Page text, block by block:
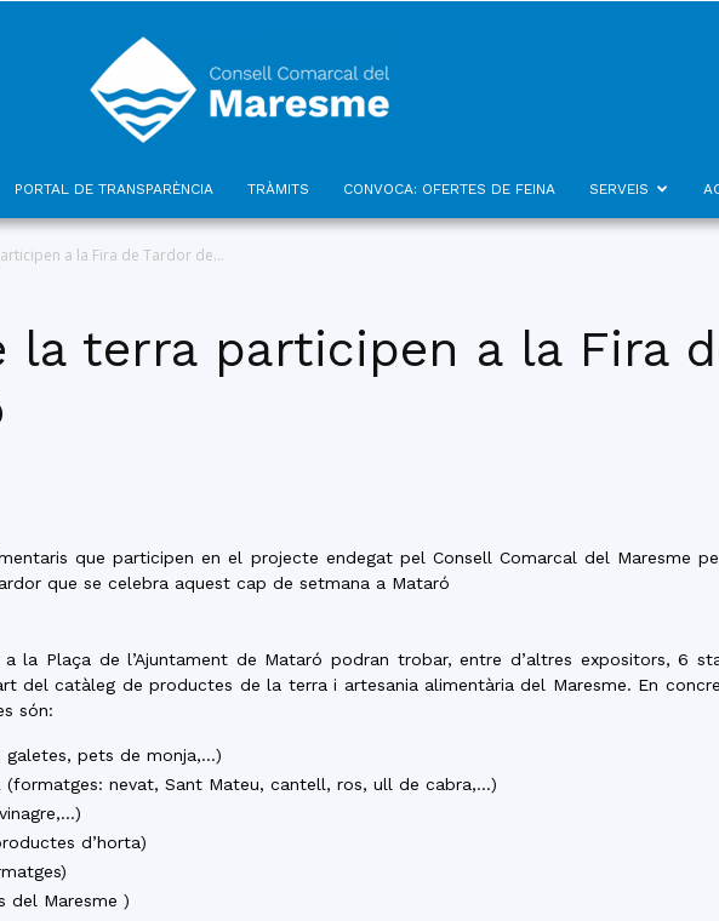
del
PORTAL DE TRANSPARÈNCIA TRÀMITS CONVOCA: OFERTES DE FEINA SERVEIS
a la Fira de Tardor de...
la terra participen a la Fira
que participen en el projecte endegat pel Consell Comarcal del Maresme
que se celebra aquest cap de setmana a Mataró
la Plaça de l’Ajuntament de Mataró podran trobar, entre d’altres expositors, 6
del catàleg de productes de la terra i artesania alimentària del Maresme. En
són:
galetes, pets de monja,…)
(formatges: nevat, Sant Mateu, cantell, ros, ull de cabra,…)
d’horta)
del Maresme )